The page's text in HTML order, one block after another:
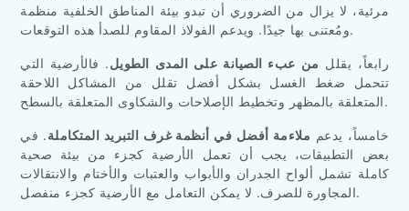
مرئية، لا يزال من الضروري أن تبدو بيئة المناطق الخلفية منظمة
ومُعتنى بها جيدًا. ويدعم الفولاذ المقاوم للصدأ هذه التوقعات.
رابعاً، يقلل من عبء الصيانة على المدى الطويل. فالأرضية التي
تتحمل ضغط الغسل بشكل أفضل تقلل من المشاكل اللاحقة
المتعلقة بالمظهر وتخطيط الإصلاحات والشكاوى المتعلقة بالسطح.
خامساً، يدعم ملاءمة أفضل في أنظمة غرف التبريد المتكاملة. في
بعض التطبيقات، يجب أن تعمل الأرضية كجزء من بيئة صحية
كاملة تشمل ألواح الجدران والأبواب والعتبات والأختام والانتقالات
المجاورة للصرف. لا يمكن التعامل مع الأرضية كجزء منفصل.